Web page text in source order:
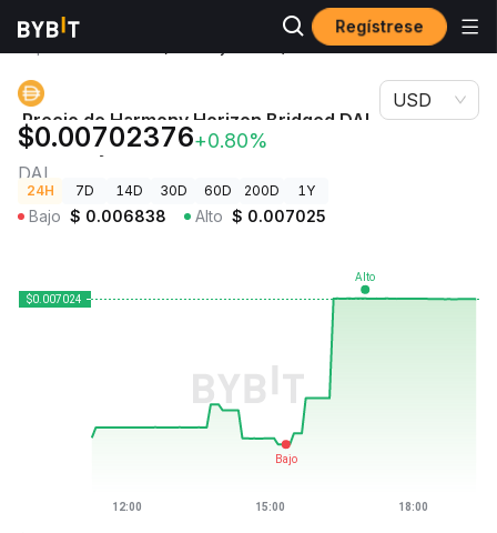
Regístrese
Precios de
Precio de Harmony Horizon Bridged DAI
Precio de Harmony Horizon Bridged DAI
(Harmony Shard 0)
DAI
$0.00702376+0.80%
USD
24H 7D 14D 30D 60D 200D 1Y
Bajo $ 0.006838 Alto $ 0.007025